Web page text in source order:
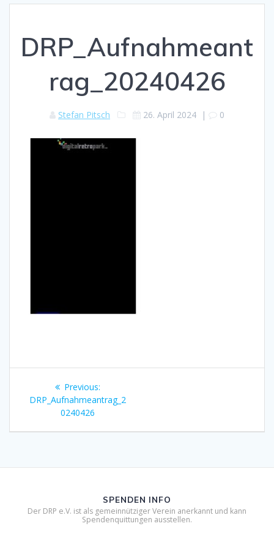
DRP_Aufnahmeant
rag_20240426
Stefan Pitsch 26. April 2024 | 0
Beitragsnavigation
Previous:Previous
post:
DRP_Aufnahmeantrag_2
0240426
SPENDEN INFO
Der DRP e.V. ist als gemeinnütziger Verein anerkannt und kann
Spendenquittungen ausstellen.